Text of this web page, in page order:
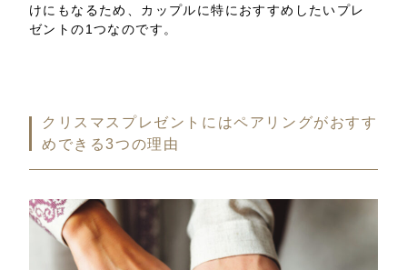
けにもなるため、カップルに特におすすめしたいプレ
ゼントの1つなのです。
クリスマスプレゼントにはペアリングがおすす
めできる3つの理由